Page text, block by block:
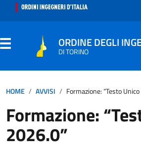
ORDINE DEGLI
DI TORINO
SEGRETERIA
ISCRITTO
HOME AVVISI Formazione: “Testo
Formazione:
2026.0”